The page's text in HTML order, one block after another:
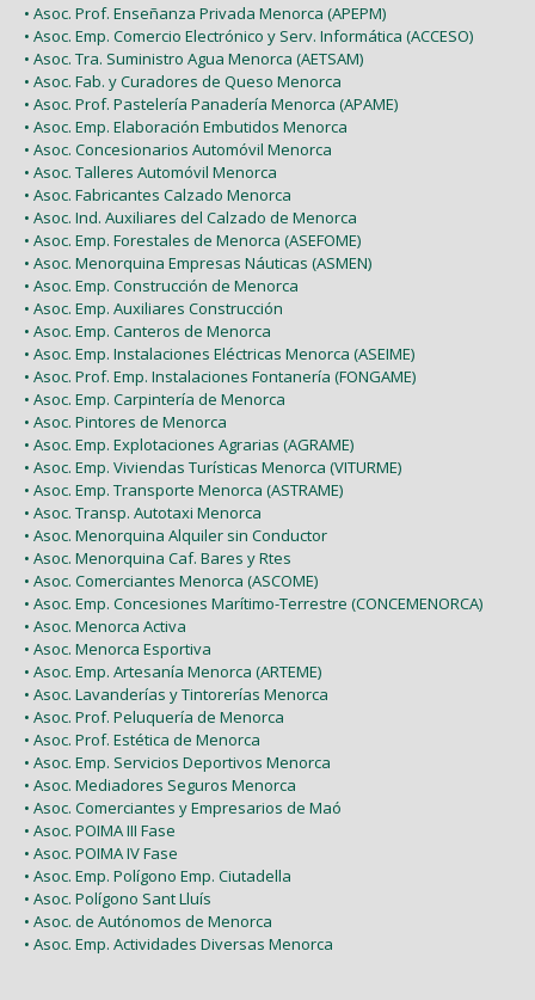
• Asoc. Prof. Enseñanza Privada Menorca (APEPM)
• Asoc. Emp. Comercio Electrónico y Serv. Informática (ACCESO)
• Asoc. Tra. Suministro Agua Menorca (AETSAM)
• Asoc. Fab. y Curadores de Queso Menorca
• Asoc. Prof. Pastelería Panadería Menorca (APAME)
• Asoc. Emp. Elaboración Embutidos Menorca
• Asoc. Concesionarios Automóvil Menorca
• Asoc. Talleres Automóvil Menorca
• Asoc. Fabricantes Calzado Menorca
• Asoc. Ind. Auxiliares del Calzado de Menorca
• Asoc. Emp. Forestales de Menorca (ASEFOME)
• Asoc. Menorquina Empresas Náuticas (ASMEN)
• Asoc. Emp. Construcción de Menorca
• Asoc. Emp. Auxiliares Construcción
• Asoc. Emp. Canteros de Menorca
• Asoc. Emp. Instalaciones Eléctricas Menorca (ASEIME)
• Asoc. Prof. Emp. Instalaciones Fontanería (FONGAME)
• Asoc. Emp. Carpintería de Menorca
• Asoc. Pintores de Menorca
• Asoc. Emp. Explotaciones Agrarias (AGRAME)
• Asoc. Emp. Viviendas Turísticas Menorca (VITURME)
• Asoc. Emp. Transporte Menorca (ASTRAME)
• Asoc. Transp. Autotaxi Menorca
• Asoc. Menorquina Alquiler sin Conductor
• Asoc. Menorquina Caf. Bares y Rtes
• Asoc. Comerciantes Menorca (ASCOME)
• Asoc. Emp. Concesiones Marítimo-Terrestre (CONCEMENORCA)
• Asoc. Menorca Activa
• Asoc. Menorca Esportiva
• Asoc. Emp. Artesanía Menorca (ARTEME)
• Asoc. Lavanderías y Tintorerías Menorca
• Asoc. Prof. Peluquería de Menorca
• Asoc. Prof. Estética de Menorca
• Asoc. Emp. Servicios Deportivos Menorca
• Asoc. Mediadores Seguros Menorca
• Asoc. Comerciantes y Empresarios de Maó
• Asoc. POIMA III Fase
• Asoc. POIMA IV Fase
• Asoc. Emp. Polígono Emp. Ciutadella
• Asoc. Polígono Sant Lluís
• Asoc. de Autónomos de Menorca
• Asoc. Emp. Actividades Diversas Menorca